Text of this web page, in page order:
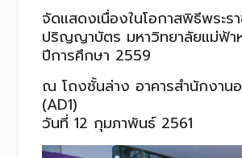
จัดแสดงเนื่องในโอกาสพิธีพระร
ปริญญาบัตร มหาวิทยาลัยแม่ฟ้า
ปีการศึกษา 2559
ณ โถงชั้นล่าง อาคารสำนักงาน
(AD1)
วันที่ 12 กุมภาพันธ์ 2561